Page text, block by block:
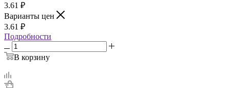
3.61 ₽
Варианты цен
3.61 ₽
Подробности
В корзину